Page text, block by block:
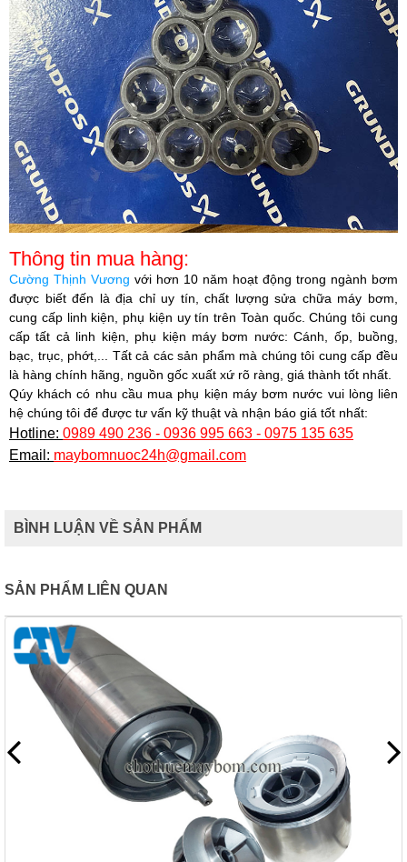
Thông tin mua hàng:
Cường Thịnh Vương với hơn 10 năm hoạt động trong ngành bơm
được biết đến là địa chỉ uy tín, chất lượng sửa chữa máy bơm,
cung cấp linh kiện, phụ kiện uy tín trên Toàn quốc. Chúng tôi cung
cấp tất cả linh kiện, phụ kiện máy bơm nước: Cánh, ốp, buồng,
bạc, trục, phớt,... Tất cả các sản phẩm mà chúng tôi cung cấp đều
là hàng chính hãng, nguồn gốc xuất xứ rõ ràng, giá thành tốt nhất.
Qúy khách có nhu cầu mua phụ kiện máy bơm nước vui lòng liên
hệ chúng tôi để được tư vấn kỹ thuật và nhận báo giá tốt nhất:
Hotline: 0989 490 236 - 0936 995 663 - 0975 135 635
Email: maybomnuoc24h@gmail.com
BÌNH LUẬN VỀ SẢN PHẨM
SẢN PHẨM LIÊN QUAN